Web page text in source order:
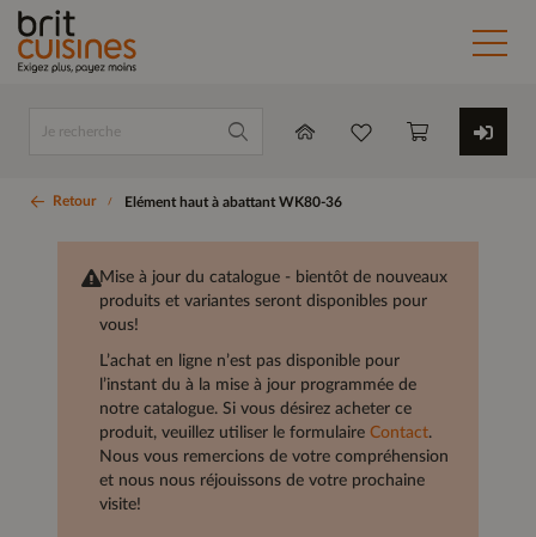
Retour Elément haut à abattant WK80-36
Mise à jour du catalogue - bientôt de nouveaux
produits et variantes seront disponibles pour
vous!
L’achat en ligne n’est pas disponible pour
l’instant du à la mise à jour programmée de
notre catalogue. Si vous désirez acheter ce
produit, veuillez utiliser le formulaire Contact.
Nous vous remercions de votre compréhension
et nous nous réjouissons de votre prochaine
visite!